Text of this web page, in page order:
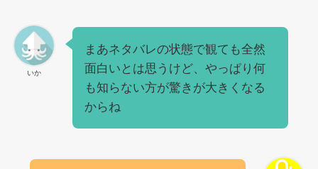
いか
まあネタバレの状態で観ても全然
面白いとは思うけど、やっぱり何
も知らない方が驚きが大きくなる
からね